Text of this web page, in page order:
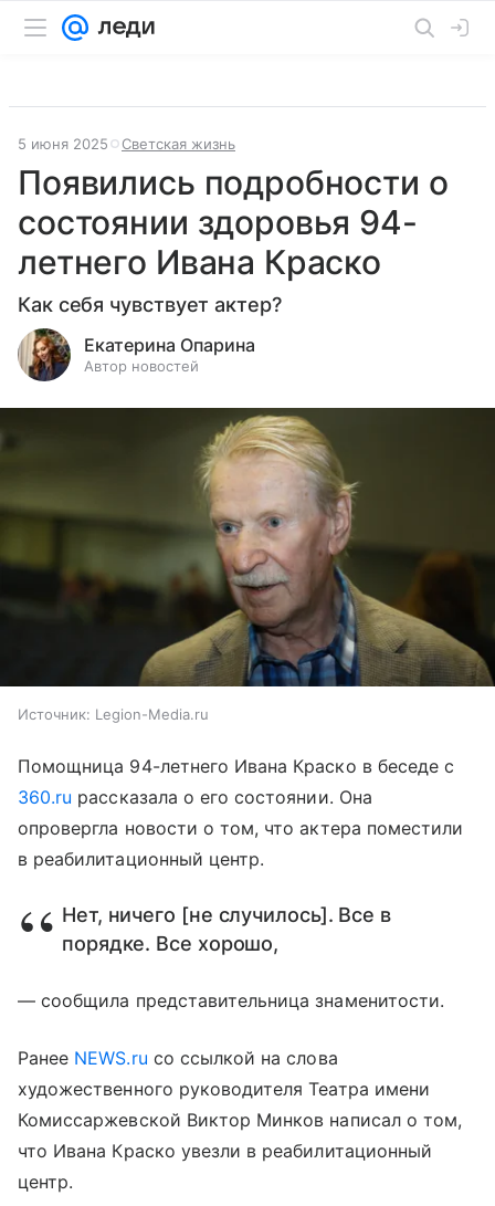
5 июня 2025 Светская жизнь
Появились подробности о
состоянии здоровья 94-
летнего Ивана Краско
Как себя чувствует актер?
Екатерина Опарина
Автор новостей
Источник: Legion-Media.ru
Помощница 94-летнего Ивана Краско в беседе с
360.ru рассказала о его состоянии. Она
опровергла новости о том, что актера поместили
в реабилитационный центр.
Нет, ничего [не случилось]. Все в
порядке. Все хорошо,
— сообщила представительница знаменитости.
Ранее NEWS.ru со ссылкой на слова
художественного руководителя Театра имени
Комиссаржевской Виктор Минков написал о том,
что Ивана Краско увезли в реабилитационный
центр.